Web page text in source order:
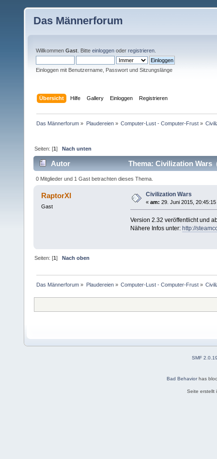
Das Männerforum
Willkommen Gast . Bitte einloggen oder registrieren
Einloggen mit Benutzername, Passwort und Sitzungslänge
Übersicht Hilfe Gallery Einloggen Registrieren
Das Männerforum » Plaudereien» Computer-Lust - Computer-Frust»
Seiten: [1]Nach unten
Autor Thema: Civilization Wars
0 Mitglieder und 1 Gast betrachten dieses Thema.
RaptorXI
Gast
Civilization Wars
« am: 29. Juni 2015, 20:45:15
Version 2.32 veröffentlicht und
Nähere Infos unter: http://
Seiten: [1]Nach oben
Das Männerforum » Plaudereien» Computer-Lust - Computer-Frust»
SMF
Bad Behaviorhas
Seite erstellt